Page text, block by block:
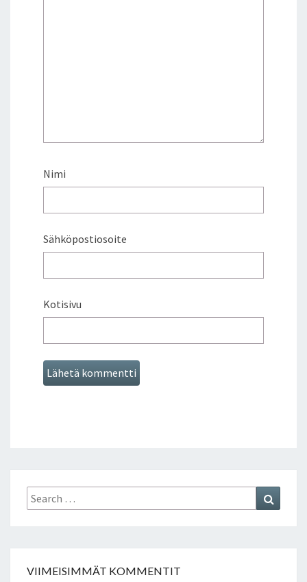
Nimi
Sähköpostiosoite
Kotisivu
Search
for:
VIIMEISIMMÄT KOMMENTIT